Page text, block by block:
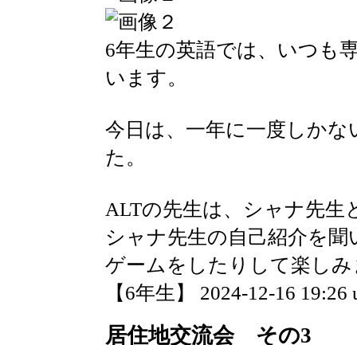
6年生の英語では、いつも
います。
今日は、一年に一度しか
た。
ALTの先生は、シャナ先生
シャナ先生の自己紹介を
ゲームをしたりして楽し
【6年生】 2024-12-16 19:26
居住地交流会 その3